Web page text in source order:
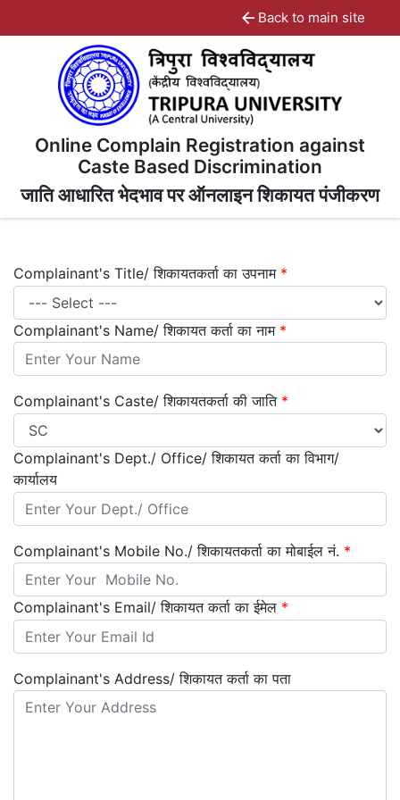
arrow_back Back to main site
Online Complain Registration against
Caste Based Discrimination
जाति आधारित भेदभाव पर ऑनलाइन शिकायत पंजीकरण
Complainant's Title/ शिकायतकर्ता का उपनाम *
Complainant's Name/ शिकायत कर्ता का नाम *
Complainant's Caste/ शिकायतकर्ता की जाति *
Complainant's Dept./ Office/ शिकायत कर्ता का विभाग/
कार्यालय
Complainant's Mobile No./ शिकायतकर्ता का मोबाईल नं. *
Complainant's Email/ शिकायत कर्ता का ईमेल *
Complainant's Address/ शिकायत कर्ता का पता